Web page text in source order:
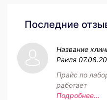
Последние
Название
Раиля
Прайс по
работает
Подробнее...